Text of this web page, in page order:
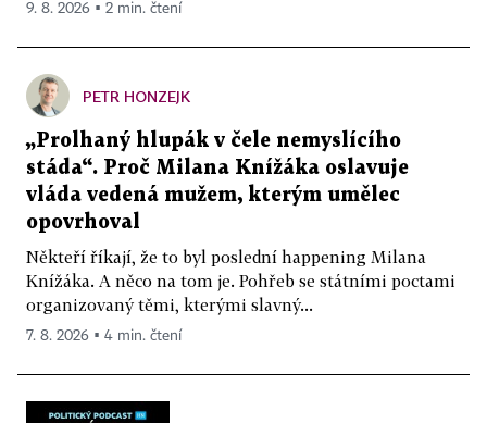
9. 8. 2026 ▪ 2 min. čtení
PETR HONZEJK
„Prolhaný hlupák v čele nemyslícího
stáda“. Proč Milana Knížáka oslavuje
vláda vedená mužem, kterým umělec
opovrhoval
Někteří říkají, že to byl poslední happening Milana
Knížáka. A něco na tom je. Pohřeb se státními poctami
organizovaný těmi, kterými slavný...
7. 8. 2026 ▪ 4 min. čtení